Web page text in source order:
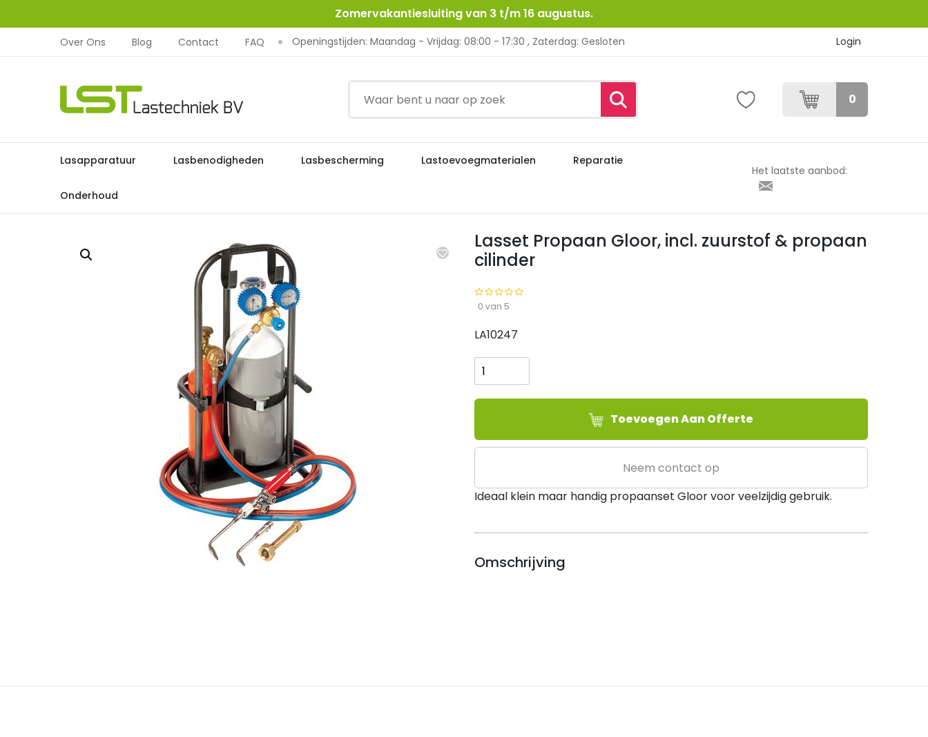
Zomervakantiesluiting van 3 t/m 16 augustus.
Over Ons Blog Contact FAQ Openingstijden: Maandag - Vrijdag: 08:00 - 17:30 , Zaterdag: Gesloten Login
0
Lasapparatuur Lasbenodigheden Lasbescherming Lastoevoegmaterialen Reparatie
Onderhoud
Het laatste aanbod:
Home Lasbenodigheden Autogeen & Propaan Lasset Propaan Gloor, incl. zuurstof & propaan cilinder
Lasset Propaan Gloor, incl. zuurstof & propaan
cilinder
0 van 5
LA10247
Propaan
Gloor,
incl.
&
propaan
aantal
Toevoegen Aan Offerte
Neem contact op
Ideaal klein maar handig propaanset Gloor voor veelzijdig gebruik.
Omschrijving